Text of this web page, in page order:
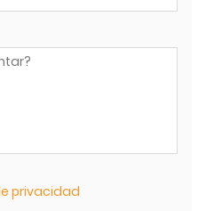
privacidad